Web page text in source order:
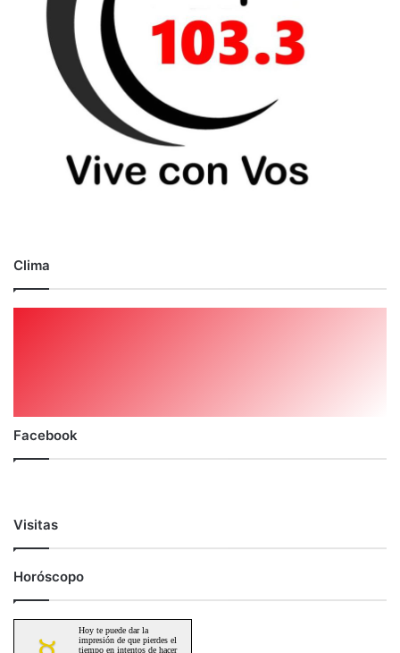
Clima
Facebook
Visitas
Horóscopo